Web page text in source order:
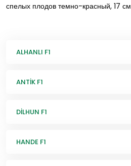
спелых плодов темно-красный, 17 см
ALHANLI F1
ANTİK F1
DİLHUN F1
HANDE F1